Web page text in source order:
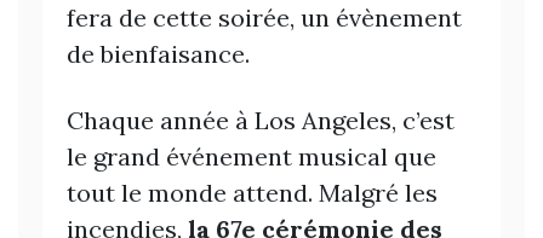
fera de cette soirée, un évènement
de bienfaisance.
Chaque année à Los Angeles, c’est
le grand événement musical que
tout le monde attend. Malgré les
incendies, la 67e cérémonie des